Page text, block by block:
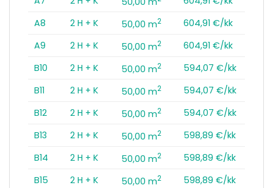
A8
2 H + K 50,00 m2
604,91 €/kk
A9
2 H + K 50,00 m2
604,91 €/kk
B10
2 H + K 50,00 m2
594,07 €/kk
B11
2 H + K 50,00 m2
594,07 €/kk
B12
2 H + K 50,00 m2
594,07 €/kk
B13
2 H + K 50,00 m2
598,89 €/kk
B14
2 H + K 50,00 m2
598,89 €/kk
B15
2 H + K 50,00 m2
598,89 €/kk